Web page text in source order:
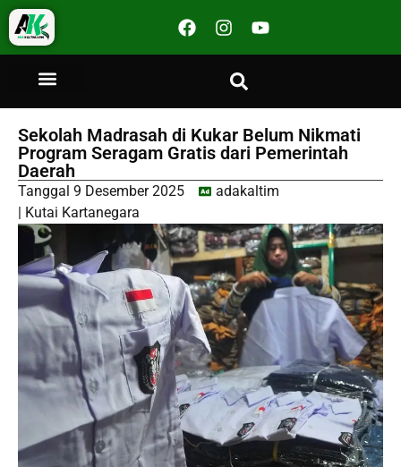
Sekolah Madrasah di Kukar Belum Nikmati
Program Seragam Gratis dari Pemerintah
Daerah
Tanggal 9 Desember 2025
adakaltim
Kutai Kartanegara